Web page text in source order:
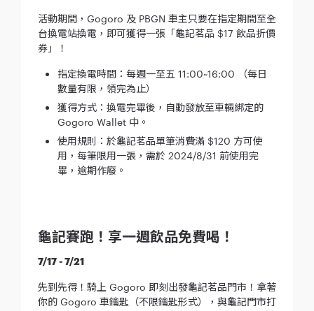
活動期間，Gogoro 及 PBGN 車主只要在指定期間至全
台換電站換電，即可獲得一張「龜記茗品 $17 飲品折價
券」！
指定換電時間：每週一至五 11:00~16:00 （每日
數量有限，領完為止）
獲得方式：換電完畢後，自動發放至車輛綁定的
Gogoro Wallet 中。
使用規則：於龜記茗品單筆消費滿 $120 方可使
用，每筆限用一張，需於 2024/8/31 前使用完
畢，逾期作廢。
龜記賽跑！享一週飲品免費喝！
7/17 - 7/21
先到先得！騎上 Gogoro 即刻出發龜記茗品門市！拿著
你的 Gogoro 車鑰匙（不限鑰匙形式），與龜記門市打